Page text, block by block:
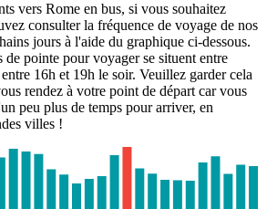
vers Rome en bus, si vous souhaitez
consulter la fréquence de voyage de nos
jours à l'aide du graphique ci-dessous.
de pointe pour voyager se situent entre
16h et 19h le soir. Veuillez garder cela
rendez à votre point de départ car vous
peu plus de temps pour arriver, en
villes !